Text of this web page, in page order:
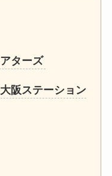
ターズ
阪ステーション